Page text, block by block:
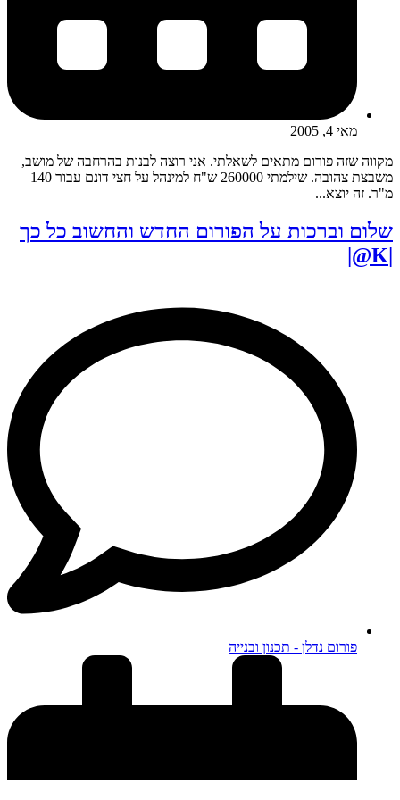
מאי 4, 2005
מקווה שזה פורום מתאים לשאלתי. אני רוצה לבנות בהרחבה של מושב,
משבצת צהובה. שילמתי 260000 ש"ח למינהל על חצי דונם עבור 140
מ"ר. זה יוצא...
שלום וברכות על הפורום החדש והחשוב כל כך
|K@|
פורום נדלן - תכנון ובנייה